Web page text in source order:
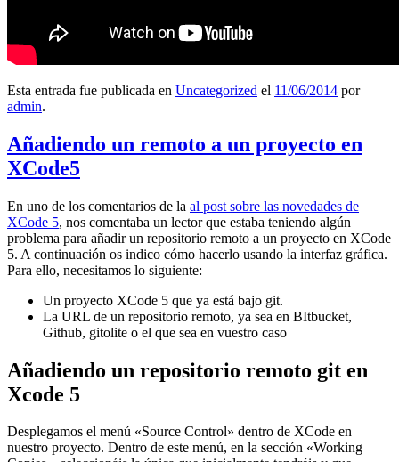
Esta entrada fue publicada en Uncategorized el 11/06/2014 por
admin.
Añadiendo un remoto a un proyecto en
XCode5
En uno de los comentarios de la al post sobre las novedades de
XCode 5, nos comentaba un lector que estaba teniendo algún
problema para añadir un repositorio remoto a un proyecto en XCode
5. A continuación os indico cómo hacerlo usando la interfaz gráfica.
Para ello, necesitamos lo siguiente:
Un proyecto XCode 5 que ya está bajo git.
La URL de un repositorio remoto, ya sea en BItbucket,
Github, gitolite o el que sea en vuestro caso
Añadiendo un repositorio remoto git en
Xcode 5
Desplegamos el menú «Source Control» dentro de XCode en
nuestro proyecto. Dentro de este menú, en la sección «Working